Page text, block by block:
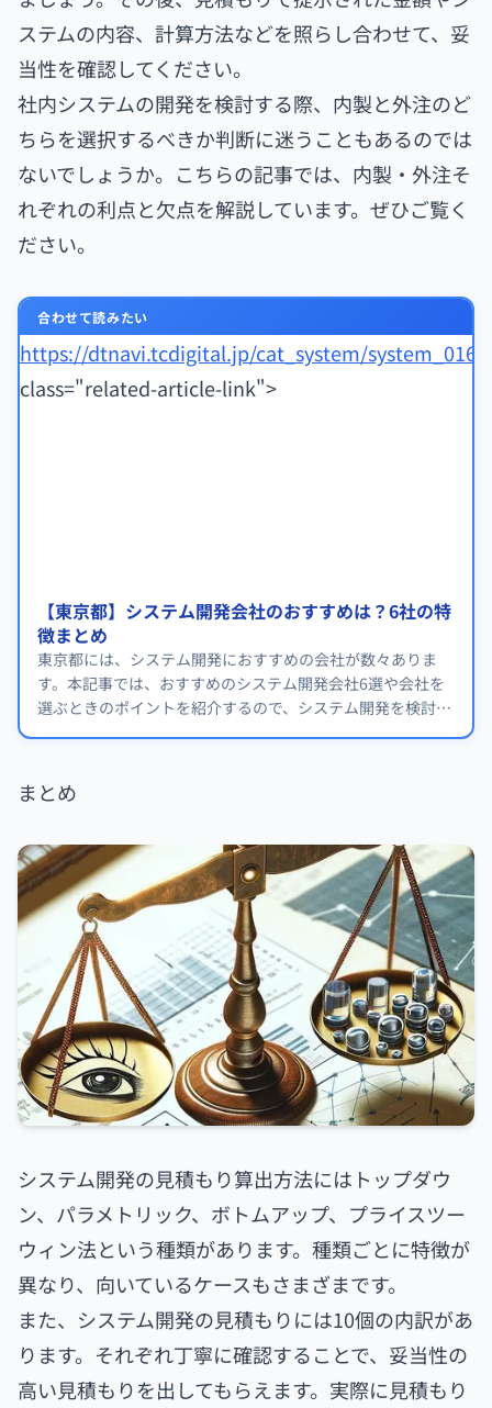
ステムの内容、計算方法などを照らし合わせて、妥
当性を確認してください。
社内システムの開発を検討する際、内製と外注のど
ちらを選択するべきか判断に迷うこともあるのでは
ないでしょうか。こちらの記事では、内製・外注そ
れぞれの利点と欠点を解説しています。ぜひご覧く
ださい。
合わせて読みたい
https://dtnavi.tcdigital.jp/cat_system/system_016/
class="related-article-link">
【東京都】システム開発会社のおすすめは？6社の特
徴まとめ
東京都には、システム開発におすすめの会社が数々ありま
す。本記事では、おすすめのシステム開発会社6選や会社を
選ぶときのポイントを紹介するので、システム開発を検討し
まとめ
システム開発の見積もり算出方法にはトップダウ
ン、パラメトリック、ボトムアップ、プライスツー
ウィン法という種類があります。種類ごとに特徴が
異なり、向いているケースもさまざまです。
また、システム開発の見積もりには10個の内訳があ
ります。それぞれ丁寧に確認することで、妥当性の
高い見積もりを出してもらえます。実際に見積もり